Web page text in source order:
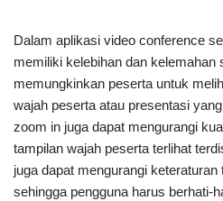
Dalam aplikasi video conference
memiliki kelebihan dan kelemahan
memungkinkan peserta untuk
wajah peserta atau presentasi
zoom in juga dapat mengurangi
tampilan wajah peserta terlihat
juga dapat mengurangi keteraturan
sehingga pengguna harus berhati-